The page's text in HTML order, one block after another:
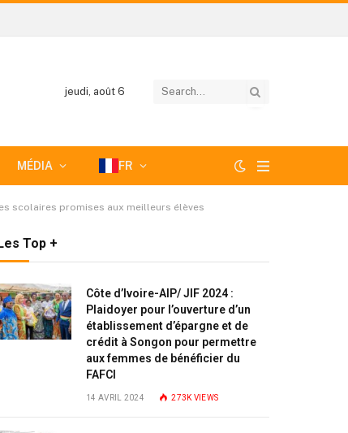
jeudi, août 6
MÉDIA FR
scolaires promises aux meilleurs élèves
Top +
Côte d’Ivoire-AIP/ JIF 2024 :
Plaidoyer pour l’ouverture d’un
établissement d’épargne et de
crédit à Songon pour permettre
aux femmes de bénéficier du
FAFCI
14 AVRIL 2024 273K VIEWS